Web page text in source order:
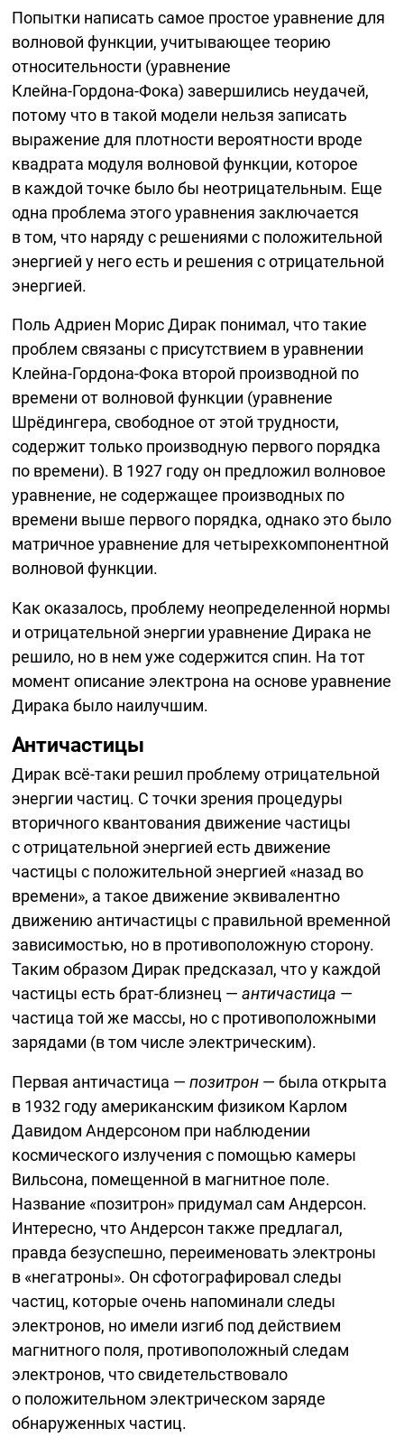
Попытки написать самое простое уравнение для
волновой функции, учитывающее теорию
относительности (уравнение
Клейна-Гордона-Фока) завершились неудачей,
потому что в такой модели нельзя записать
выражение для плотности вероятности вроде
квадрата модуля волновой функции, которое
в каждой точке было бы неотрицательным. Еще
одна проблема этого уравнения заключается
в том, что наряду с решениями с положительной
энергией у него есть и решения с отрицательной
энергией.
Поль Адриен Морис Дирак понимал, что такие
проблем связаны с присутствием в уравнении
Клейна-Гордона-Фока второй производной по
времени от волновой функции (уравнение
Шрёдингера, свободное от этой трудности,
содержит только производную первого порядка
по времени). В 1927 году он предложил волновое
уравнение, не содержащее производных по
времени выше первого порядка, однако это было
матричное уравнение для четырехкомпонентной
волновой функции.
Как оказалось, проблему неопределенной нормы
и отрицательной энергии уравнение Дирака не
решило, но в нем уже содержится спин. На тот
момент описание электрона на основе уравнение
Дирака было наилучшим.
Античастицы
Дирак всё-таки решил проблему отрицательной
энергии частиц. С точки зрения процедуры
вторичного квантования движение частицы
с отрицательной энергией есть движение
частицы с положительной энергией «назад во
времени», а такое движение эквивалентно
движению античастицы с правильной временной
зависимостью, но в противоположную сторону.
Таким образом Дирак предсказал, что у каждой
частицы естьбрат-близнец — античастица —
частица той же массы, но с противоположными
зарядами (в том числе электрическим).
Первая античастица —позитрон — была открыта
в 1932 году американским физиком Карлом
Давидом Андерсоном при наблюдении
космического излучения с помощью камеры
Вильсона, помещенной в магнитное поле.
Название «позитрон» придумал сам Андерсон.
Интересно, что Андерсон также предлагал,
правда безуспешно, переименовать электроны
в «негатроны». Он сфотографировал следы
частиц, которые очень напоминали следы
электронов, но имели изгиб под действием
магнитного поля, противоположный следам
электронов, что свидетельствовало
о положительном электрическом заряде
обнаруженных частиц.